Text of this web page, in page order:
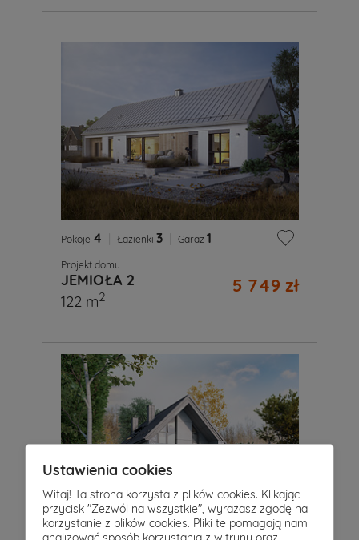
Pokoje 4 Łazienki 3 Garaż 1
Projekt domu
JEMIOŁA 2 5 749 zł
122 m2
Ustawienia cookies
Witaj! Ta strona korzysta z plików cookies. Klikając
przycisk "Zezwól na wszystkie", wyrażasz zgodę na
korzystanie z plików cookies. Pliki te pomagają nam